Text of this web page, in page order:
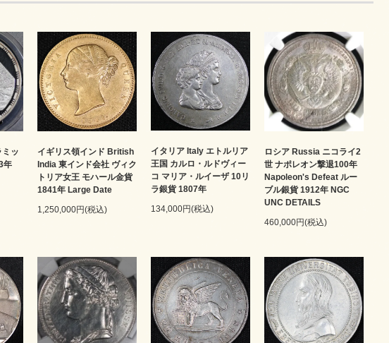
ッ
年
イギリス領インド British
India 東インド会社 ヴィク
トリア女王 モハール金貨
1841年 Large Date
1,250,000円(税込)
イタリア Italy エトルリア
王国 カルロ・ルドヴィー
コ マリア・ルイーザ 10リ
ラ銀貨 1807年
134,000円(税込)
ロシア Russia ニコライ2
世 ナポレオン撃退100年
Napoleon's Defeat ルー
ブル銀貨 1912年 NGC
UNC DETAILS
460,000円(税込)